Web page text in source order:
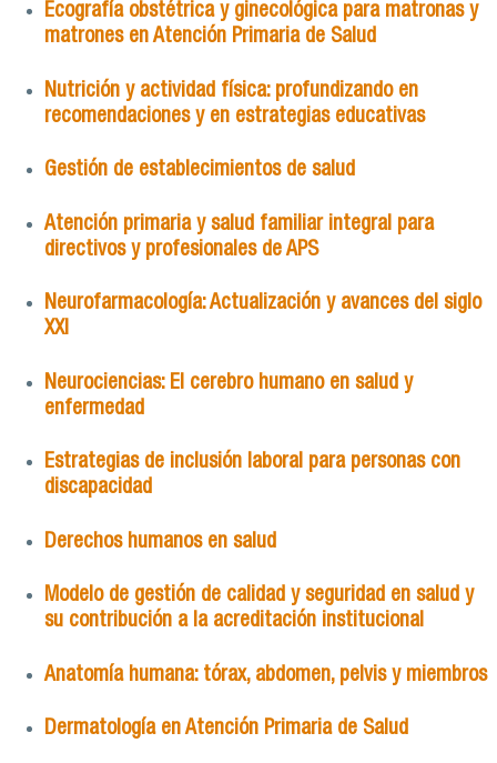
Ecografía obstétrica y ginecológica para matronas y
matrones en Atención Primaria de Salud
Nutrición y actividad física: profundizando en
recomendaciones y en estrategias educativas
Gestión de establecimientos de salud
Atención primaria y salud familiar integral para
directivos y profesionales de APS
Neurofarmacología: Actualización y avances del siglo
XXI
Neurociencias: El cerebro humano en salud y
enfermedad
Estrategias de inclusión laboral para personas con
discapacidad
Derechos humanos en salud
Modelo de gestión de calidad y seguridad en salud y
su contribución a la acreditación institucional
Anatomía humana: tórax, abdomen, pelvis y miembros
Dermatología en Atención Primaria de Salud